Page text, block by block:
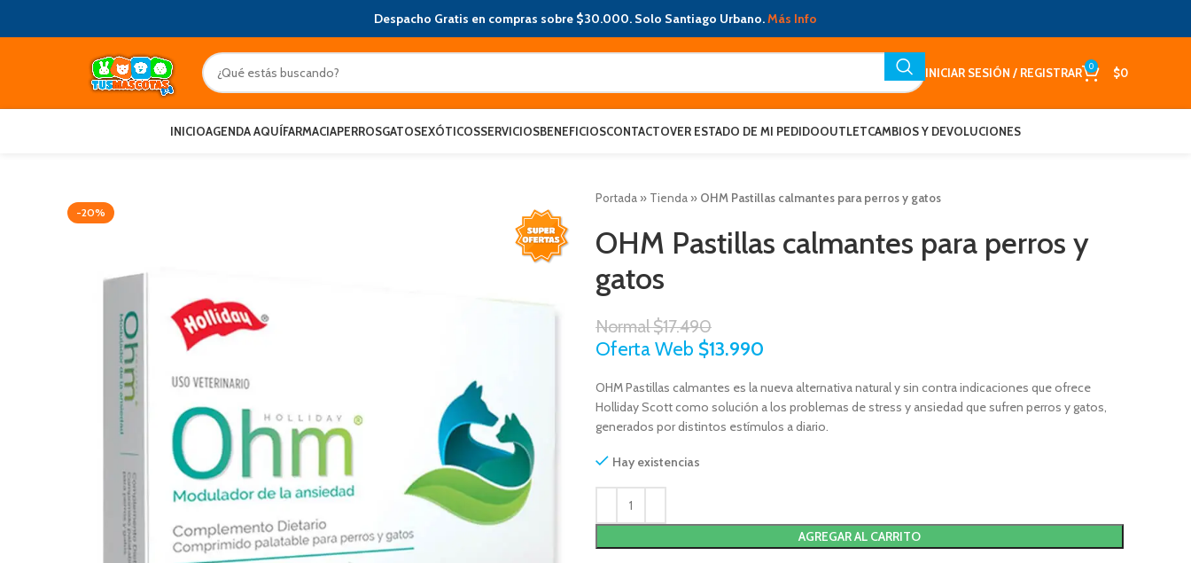
Despacho Gratis en compras sobre $30.000. Solo Santiago Urbano.Más Info
INICIAR SESIÓN / REGISTRAR 0 $0
INICIOAGENDA AQUÍFARMACIAPERROSGATOSEXÓTICOSSERVICIOSBENEFICIOSCONTACTOVER ESTADO DE MI PEDIDOOUTLETCAMBIOS Y DEVOLUCIONES
-20%
Portada » Tienda » OHM Pastillas calmantes para perros y gatos
OHM Pastillas calmantes para perros y
gatos
Normal$17.490
Oferta Web $13.990
OHM Pastillas calmantes es la nueva alternativa natural y sin contra indicaciones que ofrece
Holliday Scott como solución a los problemas de stress y ansiedad que sufren perros y gatos,
generados por distintos estímulos a diario.
Hay existencias
AGREGAR AL CARRITO